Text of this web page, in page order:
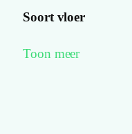
Soort vloer
Kleurnummer
Toon meer